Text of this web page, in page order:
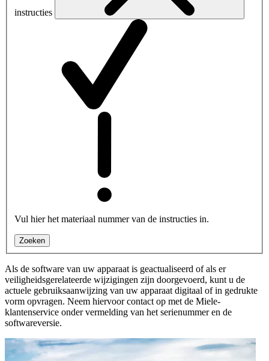
instructies
Vul hier het materiaal nummer van de instructies in.
Zoeken
Als de software van uw apparaat is geactualiseerd of als er
veiligheidsgerelateerde wijzigingen zijn doorgevoerd, kunt u de
actuele gebruiksaanwijzing van uw apparaat digitaal of in gedrukte
vorm opvragen. Neem hiervoor contact op met de Miele-
klantenservice onder vermelding van het serienummer en de
softwareversie.